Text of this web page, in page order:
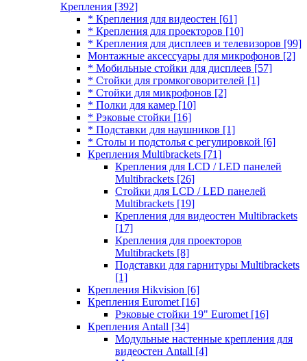
Крепления [392]
* Крепления для видеостен [61]
* Крепления для проекторов [10]
* Крепления для дисплеев и телевизоров [99]
Монтажные аксессуары для микрофонов [2]
* Мобильные стойки для дисплеев [57]
* Стойки для громкоговорителей [1]
* Стойки для микрофонов [2]
* Полки для камер [10]
* Рэковые стойки [16]
* Подставки для наушников [1]
* Столы и подстолья с регулировкой [6]
Крепления Multibrackets [71]
Крепления для LCD / LED панелей
Multibrackets [26]
Стойки для LCD / LED панелей
Multibrackets [19]
Крепления для видеостен Multibrackets
[17]
Крепления для проекторов
Multibrackets [8]
Подставки для гарнитуры Multibrackets
[1]
Крепления Hikvision [6]
Крепления Euromet [16]
Рэковые стойки 19" Euromet [16]
Крепления Antall [34]
Модульные настенные крепления для
видеостен Antall [4]